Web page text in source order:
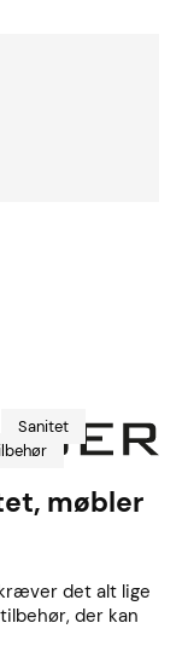
Sanitet
møbler
det alt lige
der kan